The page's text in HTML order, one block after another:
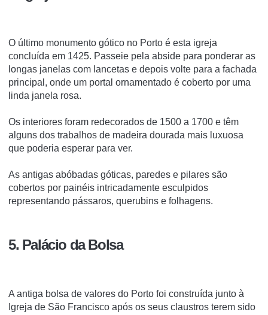
O último monumento gótico no Porto é esta igreja
concluída em 1425. Passeie pela abside para ponderar as
longas janelas com lancetas e depois volte para a fachada
principal, onde um portal ornamentado é coberto por uma
linda janela rosa.
Os interiores foram redecorados de 1500 a 1700 e têm
alguns dos trabalhos de madeira dourada mais luxuosa
que poderia esperar para ver.
As antigas abóbadas góticas, paredes e pilares são
cobertos por painéis intricadamente esculpidos
representando pássaros, querubins e folhagens.
5. Palácio da Bolsa
A antiga bolsa de valores do Porto foi construída junto à
Igreja de São Francisco após os seus claustros terem sido